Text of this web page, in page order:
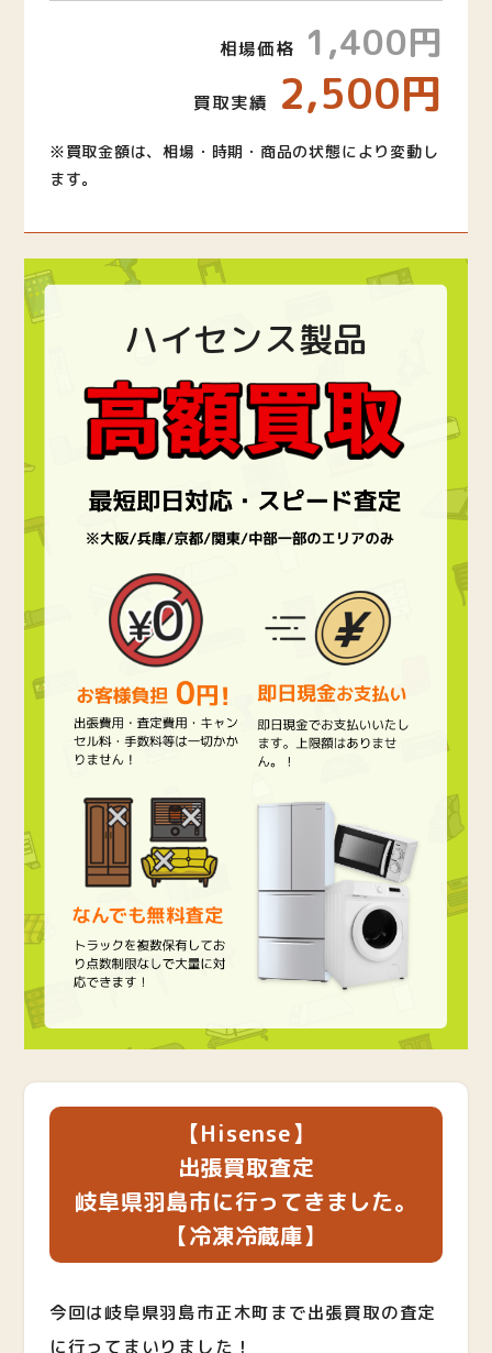
相場価格 1,400円
買取実績 2,500円
※買取金額は、相場・時期・商品の状態により変動し
ます。
ハイセンス製品
【Hisense】
出張買取査定
岐阜県羽島市に行ってきました。
【冷凍冷蔵庫】
今回は岐阜県羽島市正木町まで出張買取の査定
に行ってまいりました！